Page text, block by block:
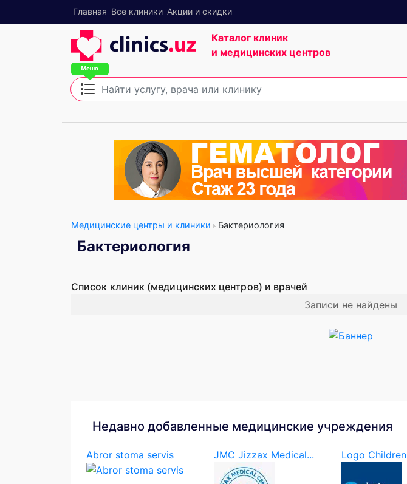
Главная Все клиники Акции и скидки
Каталог клиник
и медицинских центров
Медицинские центры и клиники Бактериология
Бактериология
Список клиник (медицинских центров) и врачей
Записи не найдены
Недавно добавленные медицинские учреждения
Abror stoma servis JMC Jizzax Medical... Logo Children